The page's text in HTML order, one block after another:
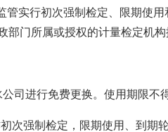
实行初次强制检定、限期使
门所属或授权的计量检定机
司进行免费更换。使用期限不
次强制检定，限期使用、到期